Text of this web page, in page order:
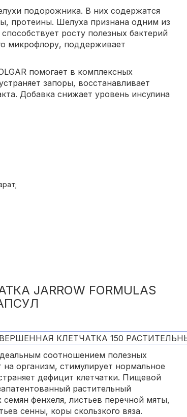
подорожника. В них содержатся
протеины. Шелуха признана одним из
росту полезных бактерий
микрофлору, поддерживает
помогает в комплексных
запоры, восстанавливает
Добавка снижает уровень инсулина
JARROW FORMULAS
соотношением полезных
организм, стимулирует нормальное
дефицит клетчатки. Пищевой
растительный
семян фенхеля, листьев перечной мяты,
сенны, коры скользкого вяза.